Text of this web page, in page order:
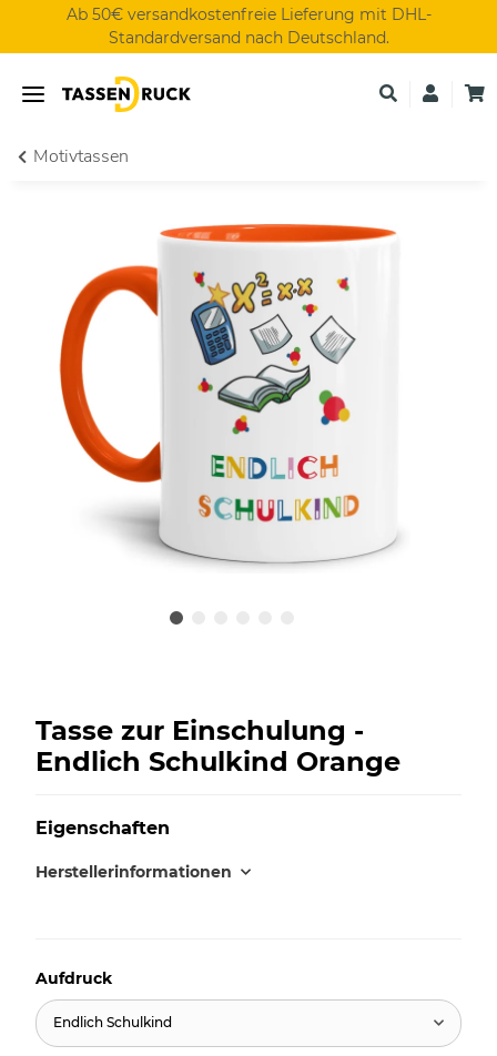
Ab 50€ versandkostenfreie Lieferung mit DHL-
Standardversand nach Deutschland.
Motivtassen
Tasse zur Einschulung -
Endlich Schulkind Orange
Eigenschaften
Herstellerinformationen
Aufdruck
Endlich Schulkind